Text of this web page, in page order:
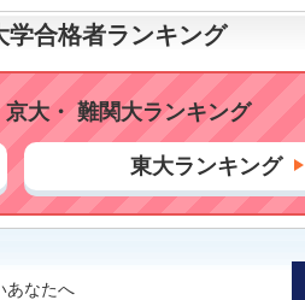
学合格者ランキング
京大・ 難関大ランキング
東大ランキング
あなたへ